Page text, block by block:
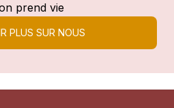
prend vie
PLUS SUR NOUS